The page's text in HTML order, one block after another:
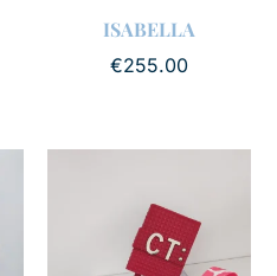
ISABELLA
€255.00